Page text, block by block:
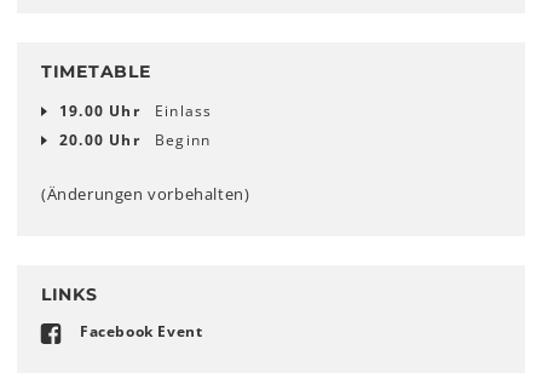
TIMETABLE
19.00 Uhr
Einlass
20.00 Uhr
Beginn
(Änderungen vorbehalten)
LINKS
Facebook Event